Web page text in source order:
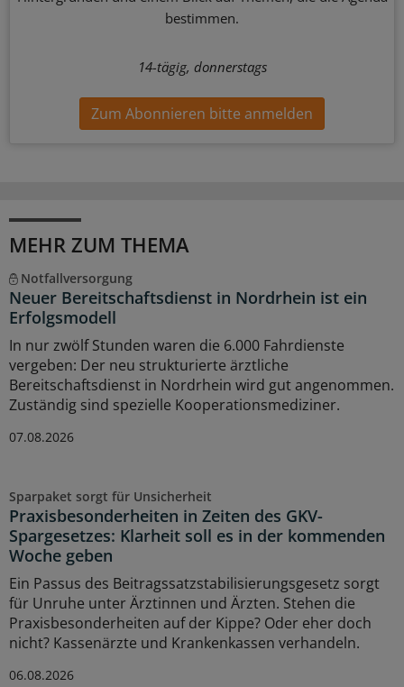
bestimmen.
14-tägig, donnerstags
Zum Abonnieren bitte anmelden
MEHR ZUM THEMA
Notfallversorgung
Neuer Bereitschaftsdienst in Nordrhein ist ein
Erfolgsmodell
In nur zwölf Stunden waren die 6.000 Fahrdienste
vergeben: Der neu strukturierte ärztliche
Bereitschaftsdienst in Nordrhein wird gut angenommen.
Zuständig sind spezielle Kooperationsmediziner.
07.08.2026
Sparpaket sorgt für Unsicherheit
Praxisbesonderheiten in Zeiten des GKV-
Spargesetzes: Klarheit soll es in der kommenden
Woche geben
Ein Passus des Beitragssatzstabilisierungsgesetz sorgt
für Unruhe unter Ärztinnen und Ärzten. Stehen die
Praxisbesonderheiten auf der Kippe? Oder eher doch
nicht? Kassenärzte und Krankenkassen verhandeln.
06.08.2026